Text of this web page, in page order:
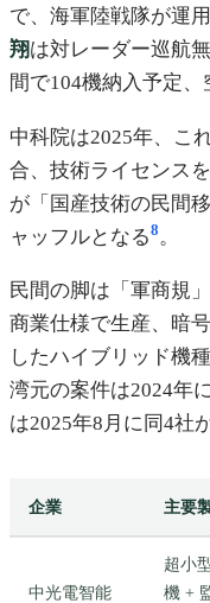
で、海軍陸戦隊が運
翔は対レーダー巡航
間で104機納入予定
中科院は2025年、こ
合、技術ライセンス
が「国産技術の民間
ャッフルとなる8 。
民間の脚は「軍商規
商業仕様で生産、暗
したハイブリッド機
湾元の案件は2024年
は2025年8月に同4社
企業 主要
中光電智能
超小
機 +